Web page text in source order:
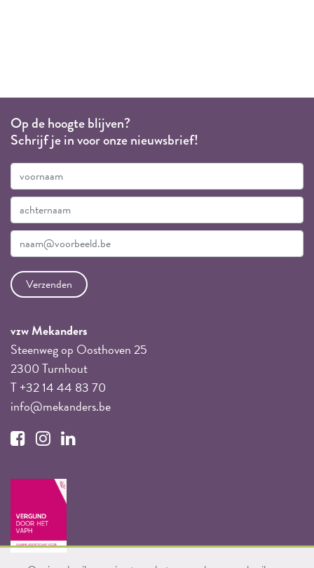
Op de hoogte blijven?
Schrijf je in voor onze nieuwsbrief!
vzw Mekanders
Steenweg op Oosthoven 25
2300 Turnhout
T +32 14 44 83 70
info@mekanders.be